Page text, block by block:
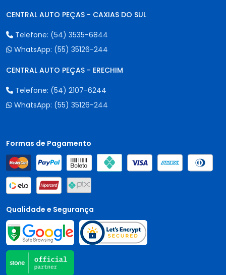
CENTRAL AUTO PEÇAS - CAXIAS DO SUL
Telefone: (54) 3535-6844
WhatsApp: (55) 35126-244
CENTRAL AUTO PEÇAS - ERECHIM
Telefone: (54) 2107-6244
WhatsApp: (55) 35126-244
Formas de Pagamento
Qualidade e Segurança